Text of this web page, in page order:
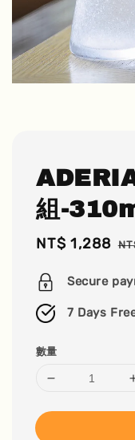
組-
Sale
NT$ 1,288
Secure
7 Days
數量